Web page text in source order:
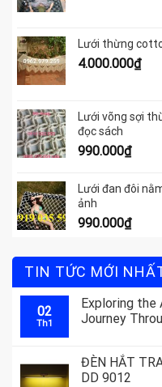
Lưới thừng
4.000.000₫
Lưới võng sợi
đọc sách
990.000₫
Lưới đan đôi
ảnh
990.000₫
TIN TỨC MỚI
02
Th1
Exploring the
Journey
ĐÈN HẮT
DD 9012